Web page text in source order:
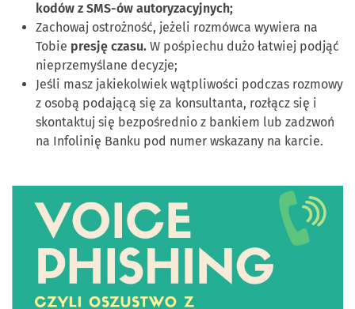
kodów z SMS-ów autoryzacyjnych;
Zachowaj ostrożność, jeżeli rozmówca wywiera na
Tobie presję czasu. W pośpiechu dużo łatwiej podjąć
nieprzemyślane decyzje;
Jeśli masz jakiekolwiek wątpliwości podczas rozmowy
z osobą podającą się za konsultanta, rozłącz się i
skontaktuj się bezpośrednio z bankiem lub zadzwoń
na Infolinię Banku pod numer wskazany na karcie.